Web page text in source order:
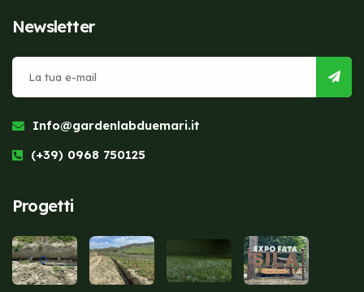
Newsletter
Info@gardenlabduemari.it
(+39) 0968 750125
Progetti